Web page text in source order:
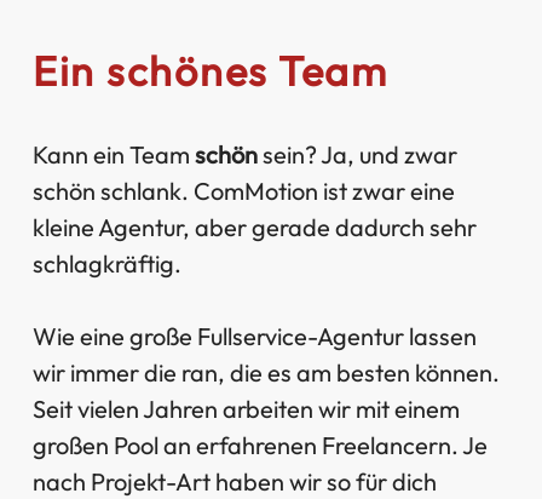
Ein schönes Team
Kann ein Team schönsein? Ja, und zwar
schön schlank. ComMotion ist zwar eine
kleine Agentur, aber gerade dadurch sehr
schlagkräftig.
Wie eine große Fullservice-Agentur lassen
wir immer die ran, die es am besten können.
Seit vielen Jahren arbeiten wir mit einem
großen Pool an erfahrenen Freelancern. Je
nach Projekt-Art haben wir so für dich